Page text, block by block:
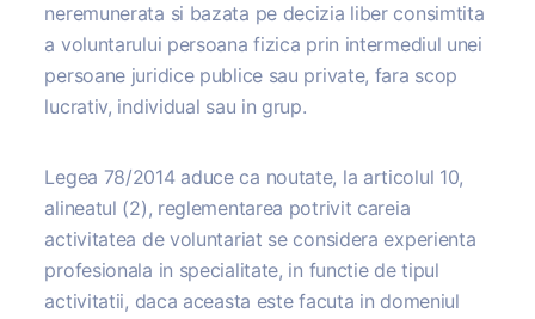
neremunerata si bazata pe decizia liber consimtita
a voluntarului persoana fizica prin intermediul unei
persoane juridice publice sau private, fara scop
lucrativ, individual sau in grup.
Legea 78/2014 aduce ca noutate, la articolul 10,
alineatul (2), reglementarea potrivit careia
activitatea de voluntariat se considera experienta
profesionala in specialitate, in functie de tipul
activitatii, daca aceasta este facuta in domeniul